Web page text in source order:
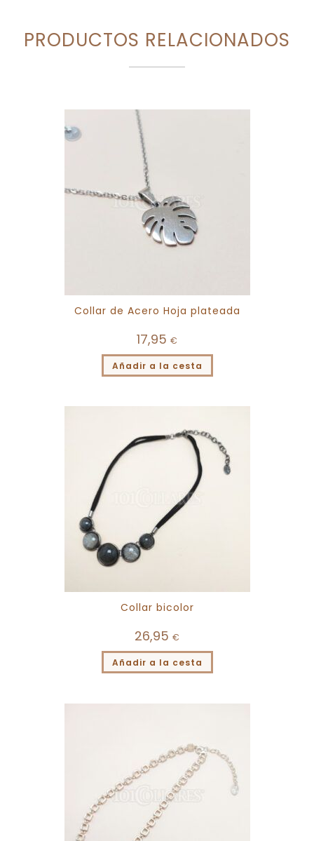
PRODUCTOS RELACIONADOS
Collar de Acero Hoja plateada
17,95 €
Añadir a la cesta
Collar bicolor
26,95 €
Añadir a la cesta